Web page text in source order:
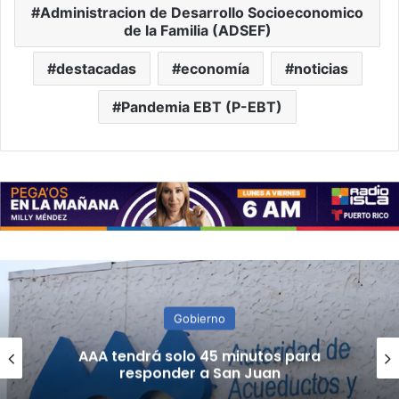
Administracion de Desarrollo Socioeconomico
de la Familia (ADSEF)
destacadas economía noticias
Pandemia EBT (P-EBT)
Noticias
(VIDEOS) Severas afectaciones
materiales tras fuerte sismo en
Colombia